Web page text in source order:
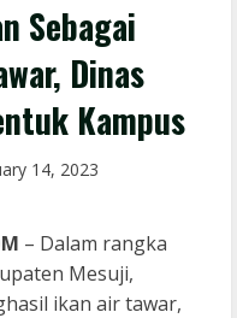
Sebagai
Dinas
Kampus
14, 2023
– Dalam rangka
Mesuji,
ikan air tawar,